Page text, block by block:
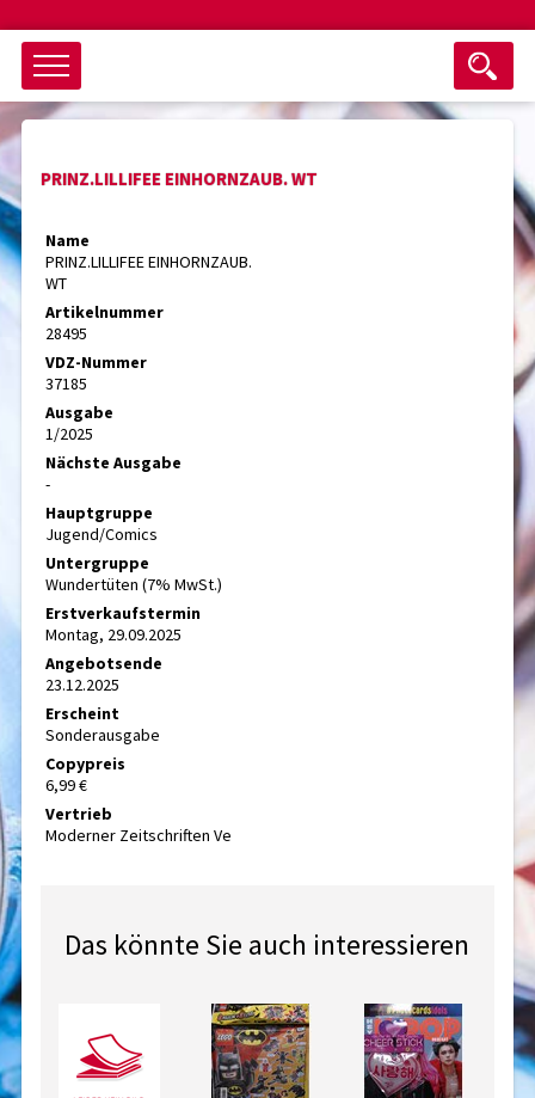
Objektsuche
als ganzes Wort suchen
keine eingestellten Titel
nur Titel im Angebot
PRINZ.LILLIFEE EINHORNZAUB. WT
Name
PRINZ.LILLIFEE EINHORNZAUB.
WT
Artikelnummer
28495
VDZ-Nummer
37185
Ausgabe
1/2025
Nächste Ausgabe
-
Hauptgruppe
Jugend/Comics
Untergruppe
Wundertüten (7% MwSt.)
Erstverkaufstermin
Montag, 29.09.2025
Angebotsende
23.12.2025
Erscheint
Sonderausgabe
Copypreis
6,99 €
Vertrieb
Moderner Zeitschriften Ve
Das könnte Sie auch interessieren